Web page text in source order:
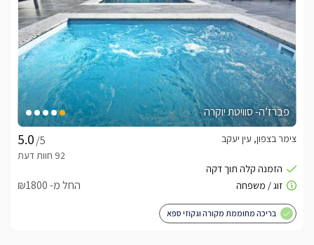
פברז’ה- סוויטת יוקרה
/5
צימר בצפון, עין יעקב
החל מ- ₪1800
בריכה מחוממת מקורה וגקוזי ספא